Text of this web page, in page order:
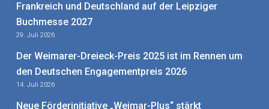
Frankreich und Deutschland auf der Leipziger
Buchmesse 2027
29. Juli 2026
Der Weimarer-Dreieck-Preis 2025 ist im Rennen um
den Deutschen Engagementpreis 2026
14. Juli 2026
Neue Förderinitiative „Weimar-Plus“ stärkt